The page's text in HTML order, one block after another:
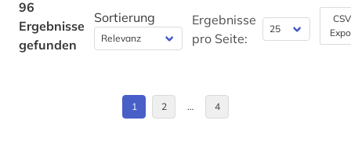
elektronisches publizieren (1)
enzyklopädie (1)
Saarland (1)
Spanien (15)
96
Ergebnisse
gefunden
Sortierung
Ergebnisse
pro Seite:
1 2 … 4